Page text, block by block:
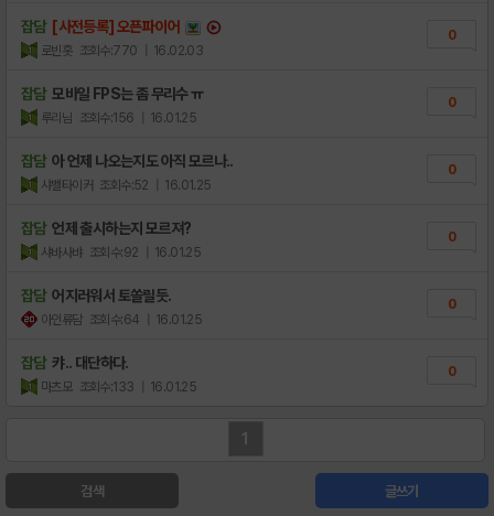
잡담 [사전등록] 오픈파이어
로빈홋 조회수:770 | 16.02.03
0
잡담 모바일 FPS는 좀 무리수 ㅠ
루리님 조회수:156 | 16.01.25
0
잡담 아 언제 나오는지도 아직 모르나..
샤벨타이커 조회수:52 | 16.01.25
0
잡담 언제 출시하는지 모르져?
샤바사뱌 조회수:92 | 16.01.25
0
잡담 어지러워서 토쏠릴듯.
아인류담 조회수:64 | 16.01.25
0
잡담 캬.. 대단하다.
마츠모 조회수:133 | 16.01.25
0
1
검색 글쓰기